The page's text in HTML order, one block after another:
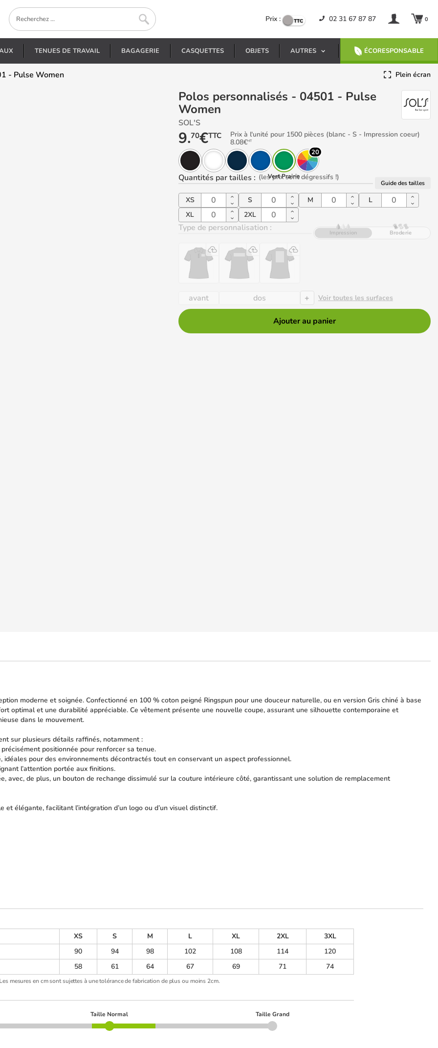
Prix : 02 31 67 87 87 0
TENUES DE TRAVAIL BAGAGERIE CASQUETTES OBJETS AUTRES ÉCORESPONSABLE
- Pulse Women Plein écran
Polos personnalisés - 04501 - Pulse
Women
SOL'S
9.70€TTC
Prix à l'unité pour 1500 pièces (blanc - S - Impression coeur)
8.08€HT
Vert Prairie
20
Quantités par tailles : (les prix sont dégressifs !)
Guide des tailles
XS S M
L
XL
2XL
Type de personnalisation : Impression Broderie
avant dos + Voir toutes les surfaces
Ajouter au panier
moderne et soignée. Confectionné en 100 % coton peigné Ringspun pour une douceur naturelle, ou en version Gris chiné à base
optimal et une durabilité appréciable. Ce vêtement présente une nouvelle coupe, assurant une silhouette contemporaine et
dans le mouvement.
sur plusieurs détails raffinés, notamment :
positionnée pour renforcer sa tenue.
pour des environnements décontractés tout en conservant un aspect professionnel.
l’attention portée aux finitions.
avec, de plus, un bouton de rechange dissimulé sur la couture intérieure côté, garantissant une solution de remplacement
élégante, facilitant l’intégration d’un logo ou d’un visuel distinctif.
XS S M L XL 2XL
3XL
90 94 98 102 108 114
120
58 61 64 67 69 71 74
Les mesures en cm sont sujettes à une tolérance de fabrication de plus ou moins 2cm.
Taille Normal Taille Grand